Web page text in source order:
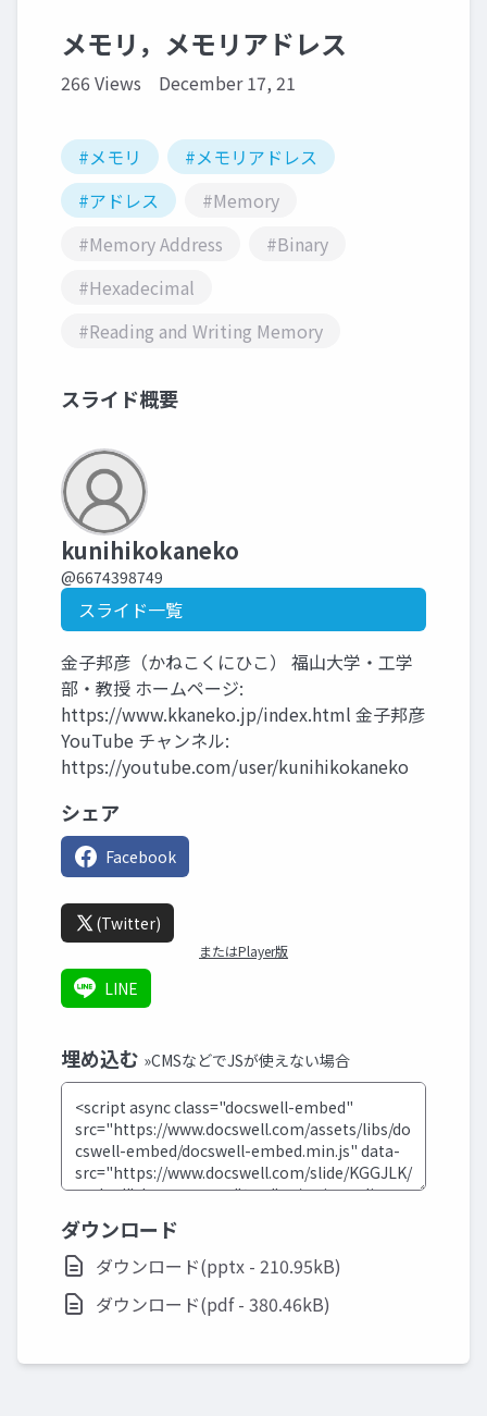
メモリ，メモリアドレス
266 Views December 17, 21
#メモリ
#メモリアドレス
#アドレス
#Memory
#Memory Address
#Binary
#Hexadecimal
#Reading and Writing Memory
スライド概要
kunihikokaneko
@6674398749
スライド一覧
金子邦彦（かねこくにひこ） 福山大学・工学
部・教授 ホームページ:
https://www.kkaneko.jp/index.html 金子邦彦
YouTube チャンネル:
https://youtube.com/user/kunihikokaneko
シェア
Facebook
(Twitter)
またはPlayer版
LINE
埋め込む »CMSなどでJSが使えない場合
ダウンロード
ダウンロード(pptx - 210.95kB)
ダウンロード(pdf - 380.46kB)